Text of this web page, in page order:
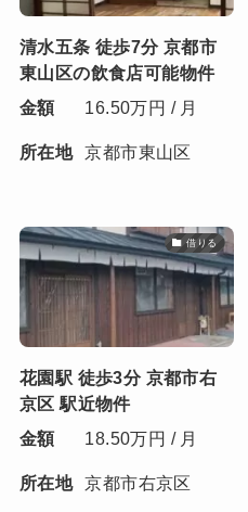
清水五条 徒歩7分 京都市
東山区の飲食店可能物件
金額
16.50万円 / 月
所在地 京都市東山区
借りる
花園駅 徒歩3分 京都市右
京区 駅近物件
金額
18.50万円 / 月
所在地 京都市右京区